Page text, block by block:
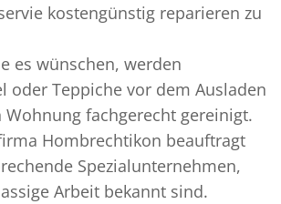
kostengünstig reparieren zu
es wünschen, werden
oder Teppiche vor dem Ausladen
Wohnung fachgerecht gereinigt.
Hombrechtikon beauftragt
Spezialunternehmen,
Arbeit bekannt sind.